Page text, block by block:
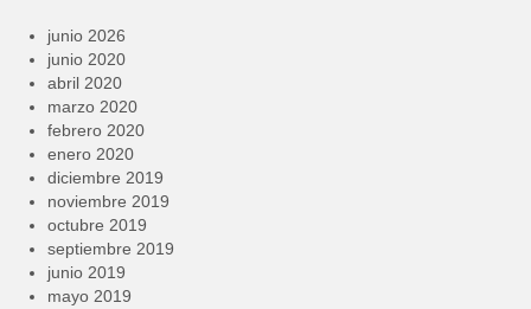
junio 2026
junio 2020
abril 2020
marzo 2020
febrero 2020
enero 2020
diciembre 2019
noviembre 2019
octubre 2019
septiembre 2019
junio 2019
mayo 2019